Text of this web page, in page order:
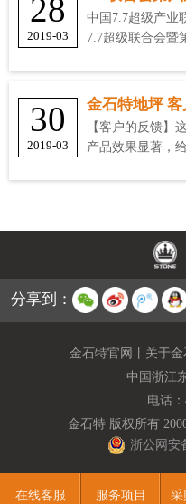
28
2019-03
中国7.7超级产业
7.7超级联合会暨
30
2019-03
金石特地坪
【客户的反馈】
产品效果显著，
分享到：
金石特官网 关于
中国浙江
电话：
金石特 版权所有
浙公网安
在线客服 服务项目 采